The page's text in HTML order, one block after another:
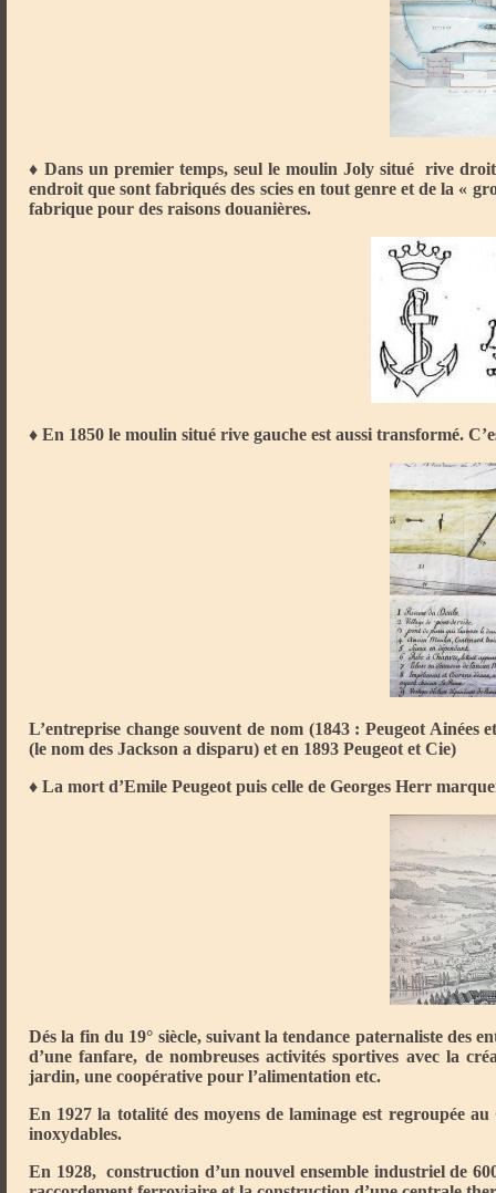
♦ Dans un premier temps, seul le moulin Joly situé rive
endroit que sont fabriqués des scies en tout genre et de la «
fabrique pour des raisons douanières.
♦ En 1850 le moulin situé rive gauche est aussi transformé.
L’entreprise change souvent de nom (1843 : Peugeot Ainées
(le nom des Jackson a disparu) et en 1893 Peugeot et Cie)
♦ La mort d’Emile Peugeot puis celle de Georges Herr
Dés la fin du 19° siècle, suivant la tendance paternaliste des
d’une fanfare, de nombreuses activités sportives avec la
jardin, une coopérative pour l’alimentation etc.
En 1927 la totalité des moyens de laminage est regroupée
inoxydables.
En 1928, construction d’un nouvel ensemble industriel de